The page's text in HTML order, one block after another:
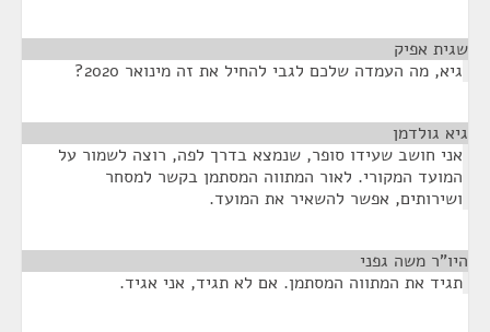
שגית אפיק
גיא, מה העמדה שלכם לגבי להחיל את זה מינואר 2020?
גיא גולדמן
אני חושב שעידו סופר, שנמצא בדרך לפה, רוצה לשמור על
המועד המקורי. לאור המתווה המסתמן בקשר למסחר
ושירותים, אפשר להשאיר את המועד.
היו"ר משה גפני
תגיד את המתווה המסתמן. אם לא תגיד, אני אגיד.